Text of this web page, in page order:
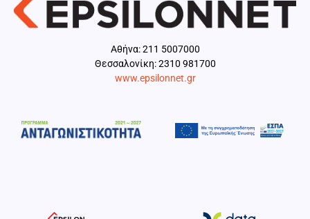
Aθήνα: 211 5007000
Θεσσαλονίκη: 2310 981700
www.epsilonnet.gr